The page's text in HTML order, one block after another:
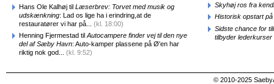
Hans Ole Kalhøj til Læserbrev: Torvet med musik og
udskænkning: Lad os lige ha i erindring,at de
restauratører vi har på... (kl. 18:00)
Henning Fjermestad til Autocampere finder vej til den nye
del af Sæby Havn: Auto-kamper plassene på Ø'en har
riktig nok god... (kl. 9:52)
Skyhøj ros fra
Historisk opstart
Sidste chance for
tilbyder
© 2010-2025